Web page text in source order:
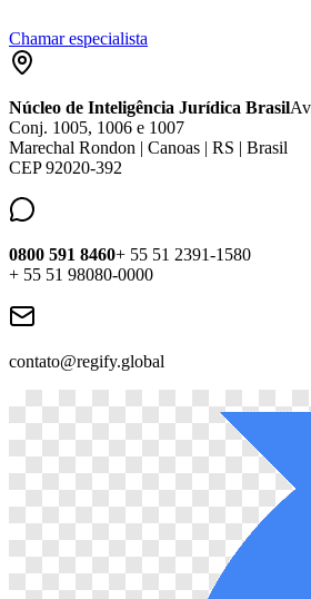
Chamar especialista
Núcleo de Inteligência Jurídica Brasil
Conj. 1005, 1006 e 1007
Marechal Rondon | Canoas | RS | Brasil
CEP 92020-392
0800 591 8460+ 55 51 2391-1580
+ 55 51 98080-0000
contato@regify.global